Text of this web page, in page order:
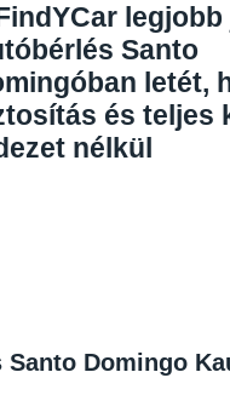
Santo
letét,
és teljes
nélkül
Domingo